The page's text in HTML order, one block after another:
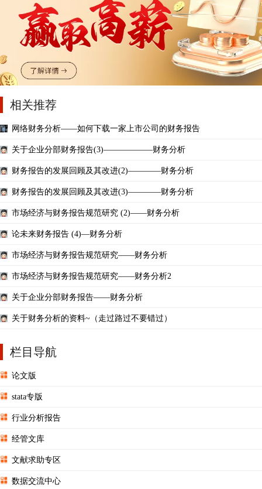
相关推荐
网络财务分析——如何下载一家上市公司的财务报告
关于企业分部财务报告(3)——————财务分析
财务报告的发展回顾及其改进(2)————财务分析
财务报告的发展回顾及其改进(3)————财务分析
市场经济与财务报告规范研究 (2)——财务分析
论未来财务报告 (4)—财务分析
市场经济与财务报告规范研究——财务分析
市场经济与财务报告规范研究——财务分析2
关于企业分部财务报告——财务分析
关于财务分析的资料~（走过路过不要错过）
栏目导航
论文版
stata专版
行业分析报告
经管文库
文献求助专区
数据交流中心